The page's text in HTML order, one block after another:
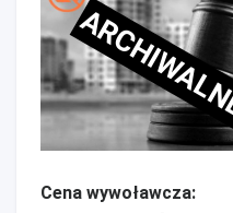
Cena wywoławcza: